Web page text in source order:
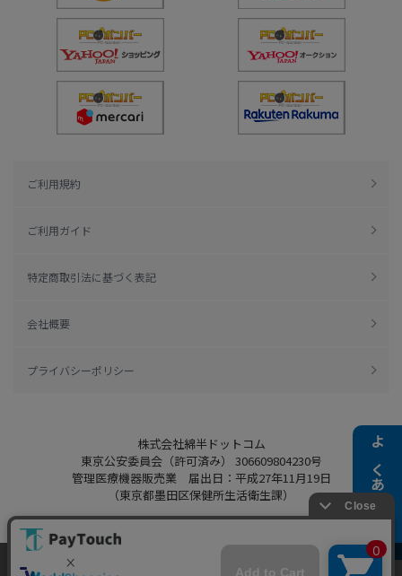
よくある質問
ご利用規約
ご利用ガイド
特定商取引法に基づく表記
会社概要
プライバシーポリシー
株式会社綿半ドットコム
東京公安委員会（許可済み） 306609804230号
管理医療機器販売業 届出日：平成27年11月19日
（東京都墨田区保健所生活衛生課）
当ウェブサイトでは、お客様により良いサービス